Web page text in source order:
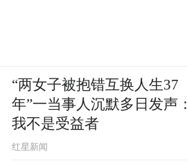
“两女子被抱错互换人生37
年”一当事人沉默多日发声：
我不是受益者
红星新闻